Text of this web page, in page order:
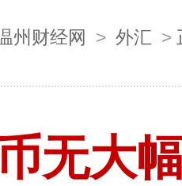
州财经网 > 外汇 >
无大